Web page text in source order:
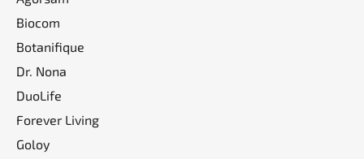
Biocom
Botanifique
Dr. Nona
DuoLife
Forever Living
Goloy